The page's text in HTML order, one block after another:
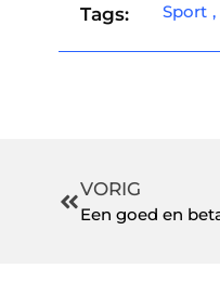
Tags: Sport ,
VORIG
Een goed en